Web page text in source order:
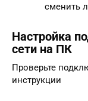
сменить
Настройка
сети на ПК
Проверьте
инструкции